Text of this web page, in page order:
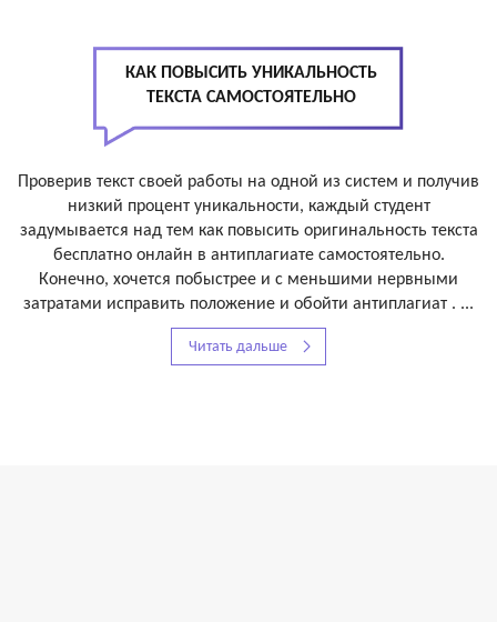
КАК ПОВЫСИТЬ УНИКАЛЬНОСТЬ
ТЕКСТА САМОСТОЯТЕЛЬНО
Проверив текст своей работы на одной из систем и получив
низкий процент уникальности, каждый студент
задумывается над тем как повысить оригинальность текста
бесплатно онлайн в антиплагиате самостоятельно.
Конечно, хочется побыстрее и с меньшими нервными
затратами исправить положение и обойти антиплагиат . ...
Читать дальше